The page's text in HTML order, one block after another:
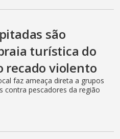
são
turística do
recado violento
faz ameaça direta a grupos
contra pescadores da região